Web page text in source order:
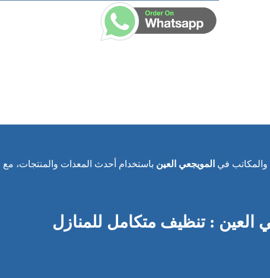
والمكاتب في المويجعي العين باستخدام أحدث المعدات والمنتجات، مع
: تنظيف متكامل للمنازل